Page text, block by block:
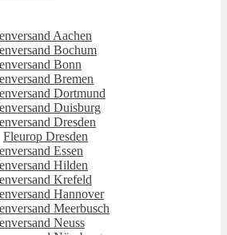
Aachen
Bochum
Bonn
Bremen
Dortmund
Duisburg
Dresden
Fleurop Dresden
Essen
Hilden
Krefeld
Hannover
Meerbusch
Neuss